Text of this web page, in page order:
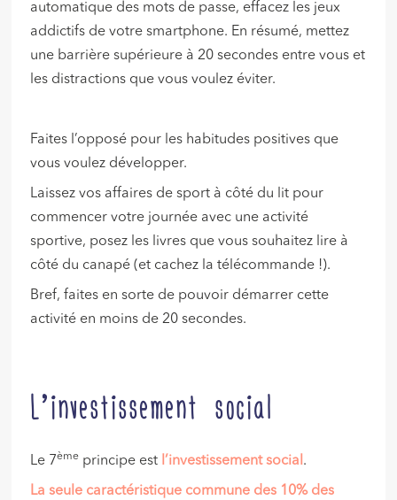
automatique des mots de passe, effacez les jeux
addictifs de votre smartphone. En résumé, mettez
une barrière supérieure à 20 secondes entre vous et
les distractions que vous voulez éviter.
Faites l’opposé pour les habitudes positives que
vous voulez développer.
Laissez vos affaires de sport à côté du lit pour
commencer votre journée avec une activité
sportive, posez les livres que vous souhaitez lire à
côté du canapé (et cachez la télécommande !).
Bref, faites en sorte de pouvoir démarrer cette
activité en moins de 20 secondes.
L’investissement social
Le 7ème principe est l’investissement social.
La seule caractéristique commune des 10% des